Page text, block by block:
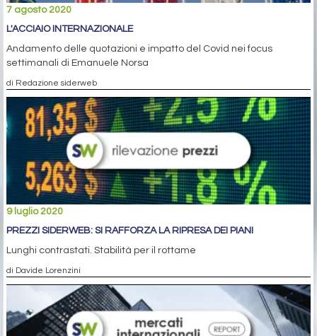
7 agosto 2020
L'ACCIAIO INTERNAZIONALE
Andamento delle quotazioni e impatto del Covid nei focus
settimanali di Emanuele Norsa
di Redazione siderweb
9 luglio 2020
PREZZI SIDERWEB: SI RAFFORZA LA RIPRESA DEI PIANI
Lunghi contrastati. Stabilità per il rottame
di Davide Lorenzini